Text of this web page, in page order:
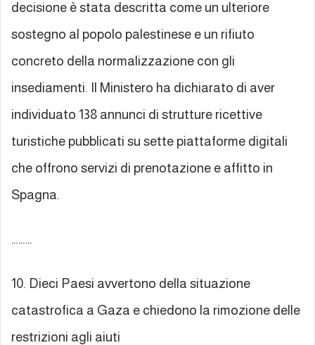
decisione è stata descritta come un ulteriore
sostegno al popolo palestinese e un rifiuto
concreto della normalizzazione con gli
insediamenti. Il Ministero ha dichiarato di aver
individuato 138 annunci di strutture ricettive
turistiche pubblicati su sette piattaforme digitali
che offrono servizi di prenotazione e affitto in
Spagna.
………
10. Dieci Paesi avvertono della situazione
catastrofica a Gaza e chiedono la rimozione delle
restrizioni agli aiuti